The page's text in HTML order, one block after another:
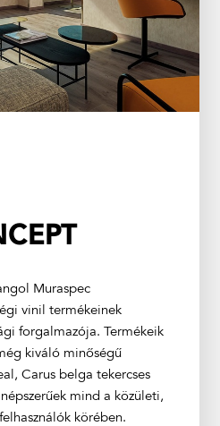
Muraspec
vinil termékeinek
forgalmazója. Termékeik
kiváló minőségű
Carus belga tekercses
mind a közületi,
körében.